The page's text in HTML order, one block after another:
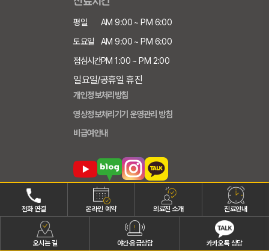
전화 연결 온라인 예약 의료진 소개 진료안내
오시는 길 야간·응급상담 카카오톡 상담
평일
토요일
점심시간
AM 9:00 ~ PM 6:00
AM 9:00 ~ PM 6:00
PM 1:00 ~ PM 2:00
일요일/공휴일 휴진
개인정보처리방침
영상정보처리기기 운영관리 방침
비급여안내